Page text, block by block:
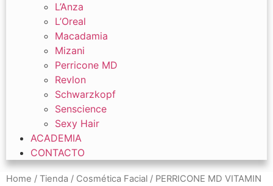
L’Anza
L’Oreal
Macadamia
Mizani
Perricone MD
Revlon
Schwarzkopf
Senscience
Sexy Hair
ACADEMIA
CONTACTO
Home / Tienda / Cosmética Facial / PERRICONE MD VITAMIN